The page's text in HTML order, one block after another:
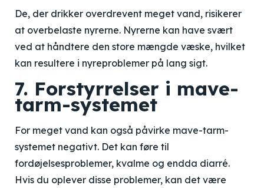
De, der drikker overdrevent meget vand, risikerer
at overbelaste nyrerne. Nyrerne kan have svært
ved at håndtere den store mængde væske, hvilket
kan resultere i nyreproblemer på lang sigt.
7. Forstyrrelser i mave-
tarm-systemet
For meget vand kan også påvirke mave-tarm-
systemet negativt. Det kan føre til
fordøjelsesproblemer, kvalme og endda diarré.
Hvis du oplever disse problemer, kan det være